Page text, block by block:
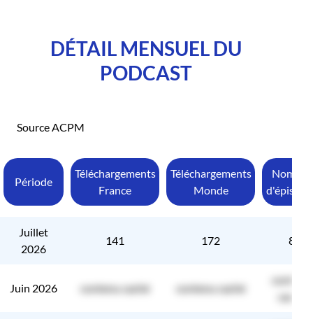
DÉTAIL MENSUEL DU
PODCAST
Source ACPM
Période
Téléchargements
France
Téléchargements
Monde
Nombre
Juillet
2026
141 172 8
Juin 2026 contenu caché contenu caché
contenu
caché